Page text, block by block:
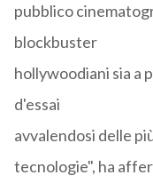
pubblico
blockbuster
hollywoodiani sia a
d'essai
avvalendosi delle
tecnologie", ha